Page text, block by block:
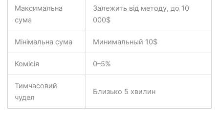
Максимальна
сума
Залежить від методу, до 10
000$
Мінімальна сума Минимальный 10$
Комісія 0–5%
Тимчасовий
чудел
Близько 5 хвилин